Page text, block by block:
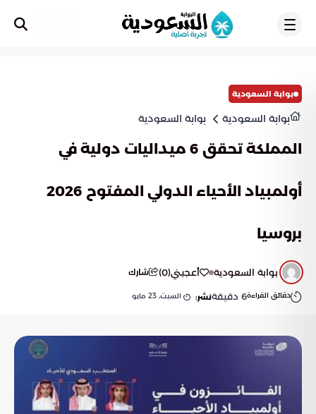
بوابة السعودية
بوابة السعودية بوابة السعودية
المملكة تحقق 6 ميداليات دولية في
أولمبياد الأحياء الدولي المفتوح 2026
بروسيا
بوابة السعودية أعجبني(
0
) شارك
دقائق القراءة6 دقيقةنشر: السبت, 23 مايو